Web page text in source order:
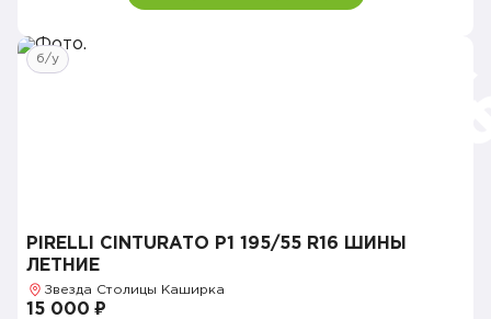
б/у
PIRELLI CINTURATO P1 195/55 R16 ШИНЫ
ЛЕТНИЕ
Звезда Столицы Каширка
15 000 ₽